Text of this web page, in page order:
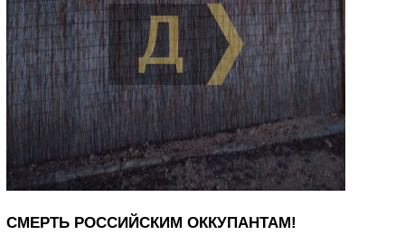
СМЕРТЬ РОССИЙСКИМ ОККУПАНТАМ!